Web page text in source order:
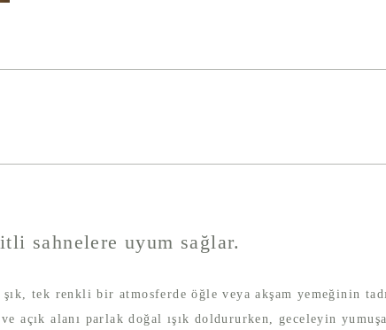
sahnelere uyum sağlar.
tek renkli bir atmosferde öğle veya akşam yemeğinin
açık alanı parlak doğal ışık doldururken, geceleyin